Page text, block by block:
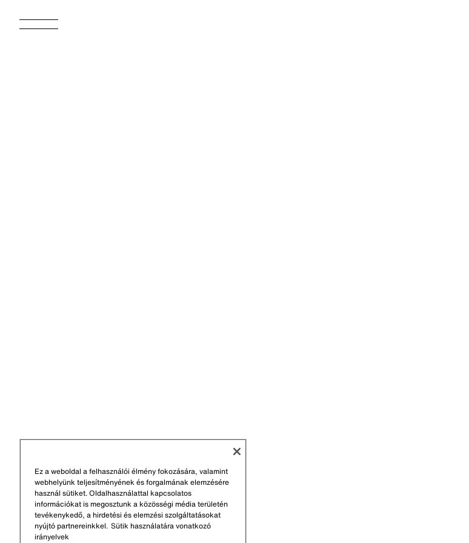
Ez a weboldal a felhasználói élmény fokozására, valamint
webhelyünk teljesítményének és forgalmának elemzésére
használ sütiket. Oldalhasználattal kapcsolatos
információkat is megosztunk a közösségi média területén
tevékenykedő, a hirdetési és elemzési szolgáltatásokat
nyújtó partnereinkkel. Sütik használatára vonatkozó
irányelvek